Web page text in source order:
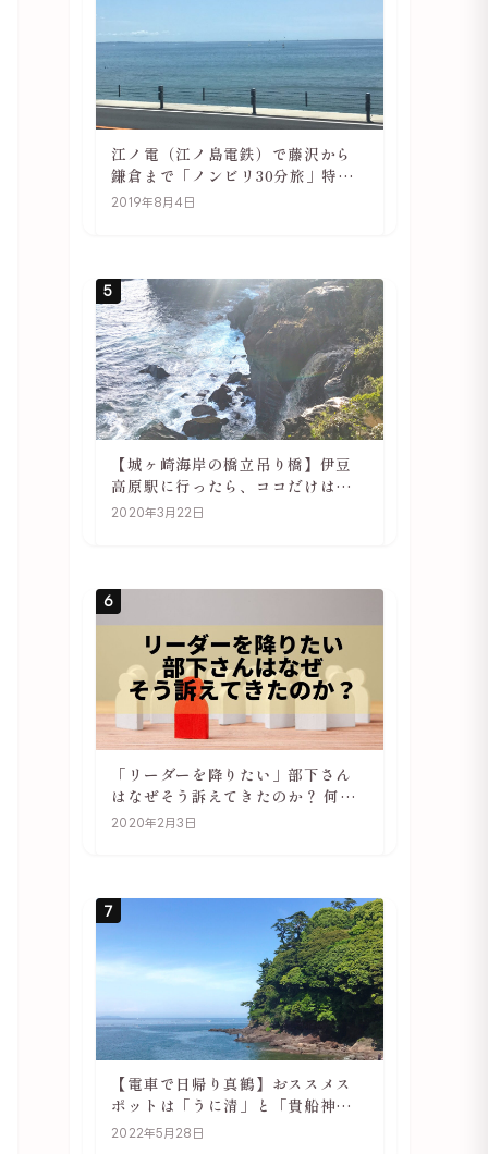
江ノ電（江ノ島電鉄）で藤沢から
鎌倉まで「ノンビリ30分旅」特徴
や駅の様子
2019年8月4日
5
【城ヶ崎海岸の橋立吊り橋】伊豆
高原駅に行ったら、ココだけは必
ず訪れてほしい
2020年3月22日
6
「リーダーを降りたい」部下さん
はなぜそう訴えてきたのか？ 何が
辛いのか？ あらためて考えてみる
2020年2月3日
7
【電車で日帰り真鶴】おススメス
ポットは「うに清」と「貴船神
社」
2022年5月28日